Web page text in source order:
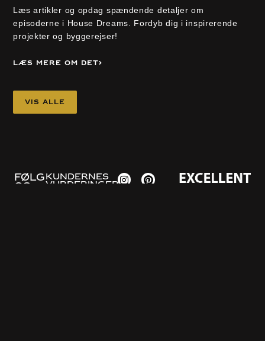
Læs artikler og opdag spændende detaljer om
episoderne i House Dreams. Fordyb dig i inspirerende
projekter og byggerejser!
Læs mere om det
Vis alle
FØLG
OS
KUNDERNES
VURDERINGER